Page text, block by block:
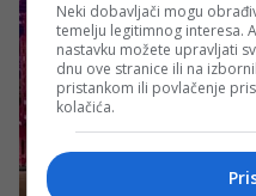
Neki dobavljači mogu
temelju legitimnog interesa.
nastavku možete upravljati
dnu ove stranice ili na
pristankom ili povlačenje
kolačića.